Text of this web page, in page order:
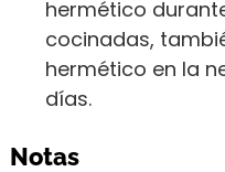
hermético
cocinadas,
hermético en la
días.
Notas